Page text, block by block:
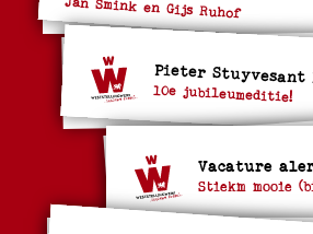
Pieter
10e jubileumeditie!
Vacature
Stiekm mooie